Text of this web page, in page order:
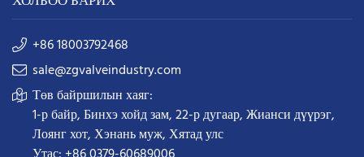
+86 18003792468
sale@zgvalveindustry.com
Төв байршилын хаяг:
1-р байр, Бинхэ хойд зам, 22-р дугаар, Жианси дүүрэг,
Лоянг хот, Хэнань муж, Хятад улс